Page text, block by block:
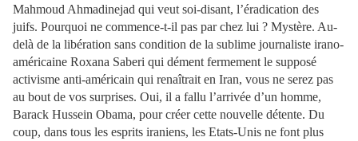
Mahmoud Ahmadinejad qui veut soi-disant, l’éradication des
juifs. Pourquoi ne commence-t-il pas par chez lui ? Mystère. Au-
delà de la libération sans condition de la sublime journaliste irano-
américaine Roxana Saberi qui dément fermement le supposé
activisme anti-américain qui renaîtrait en Iran, vous ne serez pas
au bout de vos surprises. Oui, il a fallu l’arrivée d’un homme,
Barack Hussein Obama, pour créer cette nouvelle détente. Du
coup, dans tous les esprits iraniens, les Etats-Unis ne font plus